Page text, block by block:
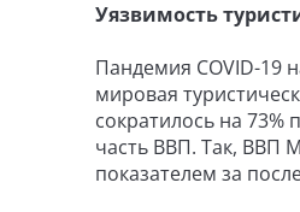
Уязвимость
Пандемия COVID-19
мировая
сократилось на
часть ВВП. Так, ВВП
показателем за